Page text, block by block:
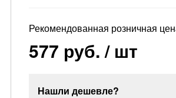
Рекомендованная розничная
577 руб./ шт
Нашли дешевле?